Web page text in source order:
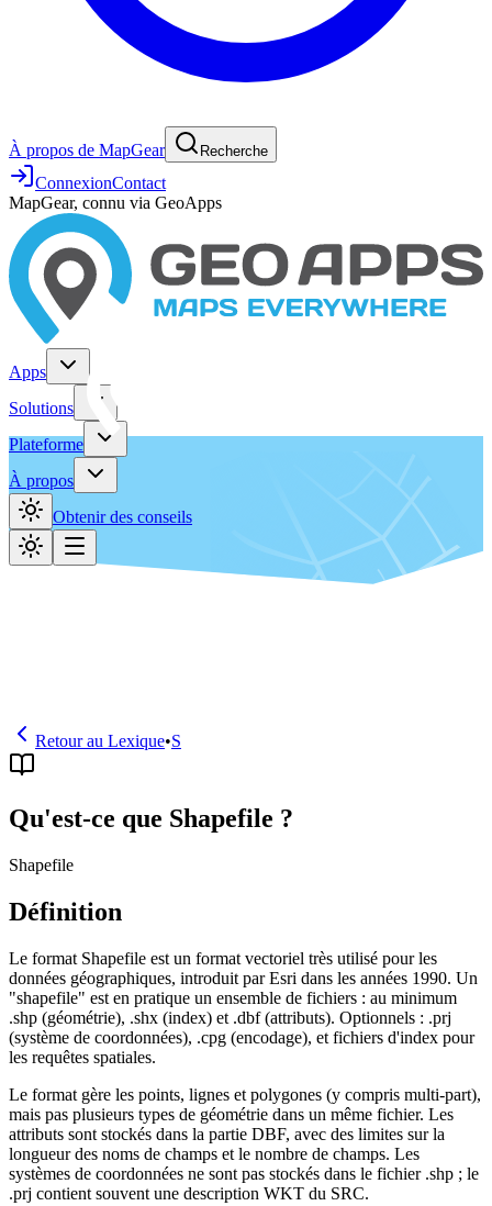
À propos de MapGear Recherche
ConnexionContact
MapGear, connu via GeoApps
Apps
Solutions
Plateforme
À propos
Obtenir des conseils
Retour au Lexique•S
Qu'est-ce que Shapefile ?
Shapefile
Définition
Le format Shapefile est un format vectoriel très utilisé pour les
données géographiques, introduit par Esri dans les années 1990. Un
"shapefile" est en pratique un ensemble de fichiers : au minimum
.shp (géométrie), .shx (index) et .dbf (attributs). Optionnels : .prj
(système de coordonnées), .cpg (encodage), et fichiers d'index pour
les requêtes spatiales.
Le format gère les points, lignes et polygones (y compris multi-part),
mais pas plusieurs types de géométrie dans un même fichier. Les
attributs sont stockés dans la partie DBF, avec des limites sur la
longueur des noms de champs et le nombre de champs. Les
systèmes de coordonnées ne sont pas stockés dans le fichier .shp ; le
.prj contient souvent une description WKT du SRC.